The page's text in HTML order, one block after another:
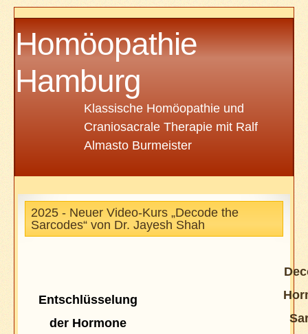
Homöopathie
Hamburg
Klassische Homöopathie und
Craniosacrale Therapie mit Ralf
Almasto Burmeister
2025 - Neuer Video-Kurs „Decode the
Sarcodes“ von Dr. Jayesh Shah
Entschlüsselung
der Hormone